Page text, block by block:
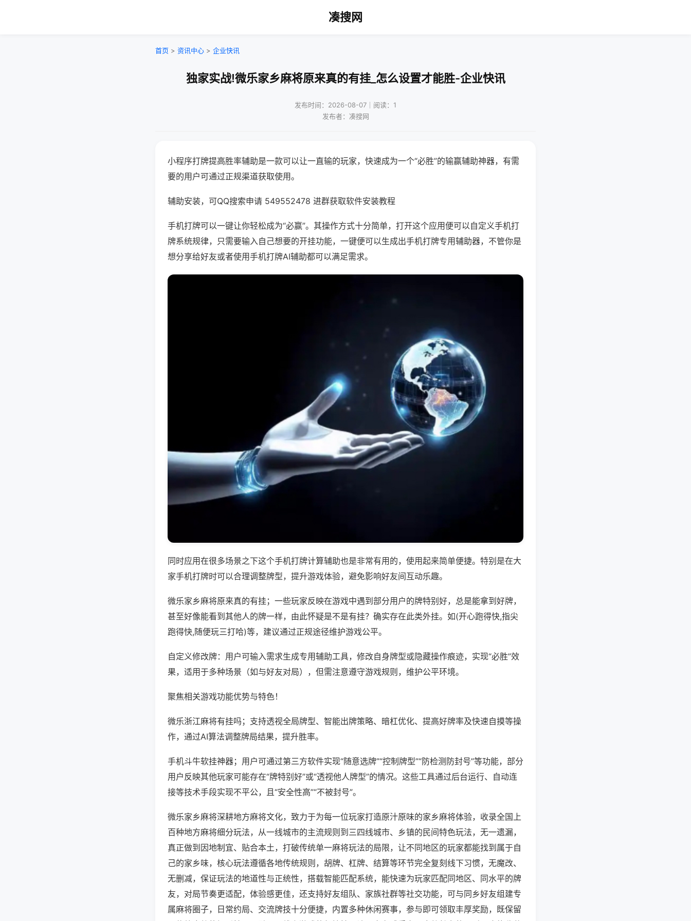
凑搜网
首页 > 资讯中心 > 企业快讯
独家实战!微乐家乡麻将原来真的有挂_怎么设置才能胜-企业快讯
发布时间：2026-08-07｜阅读：1
发布者：凑搜网
小程序打牌提高胜率辅助是一款可以让一直输的玩家，快速成为一个“必胜”的输赢辅助神器，有需
要的用户可通过正规渠道获取使用。
辅助安装，可QQ搜索申请 549552478 进群获取软件安装教程
手机打牌可以一键让你轻松成为“必赢”。其操作方式十分简单，打开这个应用便可以自定义手机打
牌系统规律，只需要输入自己想要的开挂功能，一键便可以生成出手机打牌专用辅助器，不管你是
想分享给好友或者使用手机打牌AI辅助都可以满足需求。
同时应用在很多场景之下这个手机打牌计算辅助也是非常有用的，使用起来简单便捷。特别是在大
家手机打牌时可以合理调整牌型，提升游戏体验，避免影响好友间互动乐趣。
微乐家乡麻将原来真的有挂；一些玩家反映在游戏中遇到部分用户的牌特别好，总是能拿到好牌，
甚至好像能看到其他人的牌一样，由此怀疑是不是有挂？确实存在此类外挂。如(开心跑得快,指尖
跑得快,随便玩三打哈)等，建议通过正规途径维护游戏公平。
自定义修改牌：用户可输入需求生成专用辅助工具，修改自身牌型或隐藏操作痕迹，实现“必胜”效
果，适用于多种场景（如与好友对局），但需注意遵守游戏规则，维护公平环境。
聚焦相关游戏功能优势与特色！
微乐浙江麻将有挂吗；支持透视全局牌型、智能出牌策略、暗杠优化、提高好牌率及快速自摸等操
作，通过AI算法调整牌局结果，提升胜率。
手机斗牛软挂神器；用户可通过第三方软件实现“随意选牌”“控制牌型”“防检测防封号”等功能，部分
用户反映其他玩家可能存在“牌特别好”或“透视他人牌型”的情况。这些工具通过后台运行、自动连
接等技术手段实现不平公，且“安全性高”“不被封号”。
微乐家乡麻将深耕地方麻将文化，致力于为每一位玩家打造原汁原味的家乡麻将体验，收录全国上
百种地方麻将细分玩法，从一线城市的主流规则到三四线城市、乡镇的民间特色玩法，无一遗漏，
真正做到因地制宜、贴合本土，打破传统单一麻将玩法的局限，让不同地区的玩家都能找到属于自
己的家乡味，核心玩法遵循各地传统规则，胡牌、杠牌、结算等环节完全复刻线下习惯，无魔改、
无删减，保证玩法的地道性与正统性，搭载智能匹配系统，能快速为玩家匹配同地区、同水平的牌
友，对局节奏更适配，体验感更佳，还支持好友组队、家族社群等社交功能，可与同乡好友组建专
属麻将圈子，日常约局、交流牌技十分便捷，内置多种休闲赛事，参与即可领取丰厚奖励，既保留